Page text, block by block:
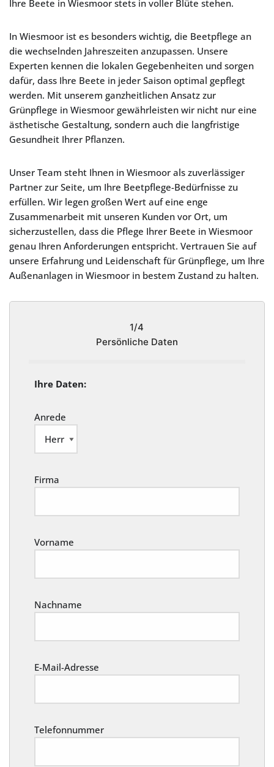
Ihre Beete in Wiesmoor stets in voller Blüte stehen.
In Wiesmoor ist es besonders wichtig, die Beetpflege an
die wechselnden Jahreszeiten anzupassen. Unsere
Experten kennen die lokalen Gegebenheiten und sorgen
dafür, dass Ihre Beete in jeder Saison optimal gepflegt
werden. Mit unserem ganzheitlichen Ansatz zur
Grünpflege in Wiesmoor gewährleisten wir nicht nur eine
ästhetische Gestaltung, sondern auch die langfristige
Gesundheit Ihrer Pflanzen.
Unser Team steht Ihnen in Wiesmoor als zuverlässiger
Partner zur Seite, um Ihre Beetpflege-Bedürfnisse zu
erfüllen. Wir legen großen Wert auf eine enge
Zusammenarbeit mit unseren Kunden vor Ort, um
sicherzustellen, dass die Pflege Ihrer Beete in Wiesmoor
genau Ihren Anforderungen entspricht. Vertrauen Sie auf
unsere Erfahrung und Leidenschaft für Grünpflege, um Ihre
Außenanlagen in Wiesmoor in bestem Zustand zu halten.
1/4
Persönliche Daten
Ihre Daten:
Anrede
Firma
Vorname
Nachname
E-Mail-Adresse
Telefonnummer